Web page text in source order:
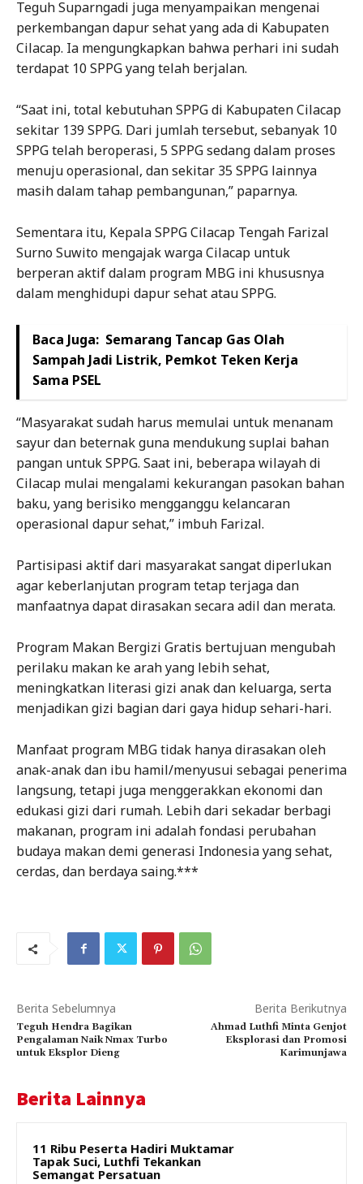
Teguh Suparngadi juga menyampaikan mengenai
perkembangan dapur sehat yang ada di Kabupaten
Cilacap. Ia mengungkapkan bahwa perhari ini sudah
terdapat 10 SPPG yang telah berjalan.
“Saat ini, total kebutuhan SPPG di Kabupaten Cilacap
sekitar 139 SPPG. Dari jumlah tersebut, sebanyak 10
SPPG telah beroperasi, 5 SPPG sedang dalam proses
menuju operasional, dan sekitar 35 SPPG lainnya
masih dalam tahap pembangunan,” paparnya.
Sementara itu, Kepala SPPG Cilacap Tengah Farizal
Surno Suwito mengajak warga Cilacap untuk
berperan aktif dalam program MBG ini khususnya
dalam menghidupi dapur sehat atau SPPG.
Baca Juga: Semarang Tancap Gas Olah
Sampah Jadi Listrik, Pemkot Teken Kerja
Sama PSEL
“Masyarakat sudah harus memulai untuk menanam
sayur dan beternak guna mendukung suplai bahan
pangan untuk SPPG. Saat ini, beberapa wilayah di
Cilacap mulai mengalami kekurangan pasokan bahan
baku, yang berisiko mengganggu kelancaran
operasional dapur sehat,” imbuh Farizal.
Partisipasi aktif dari masyarakat sangat diperlukan
agar keberlanjutan program tetap terjaga dan
manfaatnya dapat dirasakan secara adil dan merata.
Program Makan Bergizi Gratis bertujuan mengubah
perilaku makan ke arah yang lebih sehat,
meningkatkan literasi gizi anak dan keluarga, serta
menjadikan gizi bagian dari gaya hidup sehari-hari.
Manfaat program MBG tidak hanya dirasakan oleh
anak-anak dan ibu hamil/menyusui sebagai penerima
langsung, tetapi juga menggerakkan ekonomi dan
edukasi gizi dari rumah. Lebih dari sekadar berbagi
makanan, program ini adalah fondasi perubahan
budaya makan demi generasi Indonesia yang sehat,
cerdas, dan berdaya saing.***
Berita Sebelumnya
Teguh Hendra Bagikan
Pengalaman Naik Nmax Turbo
untuk Eksplor Dieng
Berita Berikutnya
Ahmad Luthfi Minta Genjot
Eksplorasi dan Promosi
Karimunjawa
Berita Lainnya
11 Ribu Peserta Hadiri Muktamar
Tapak Suci, Luthfi Tekankan
Semangat Persatuan